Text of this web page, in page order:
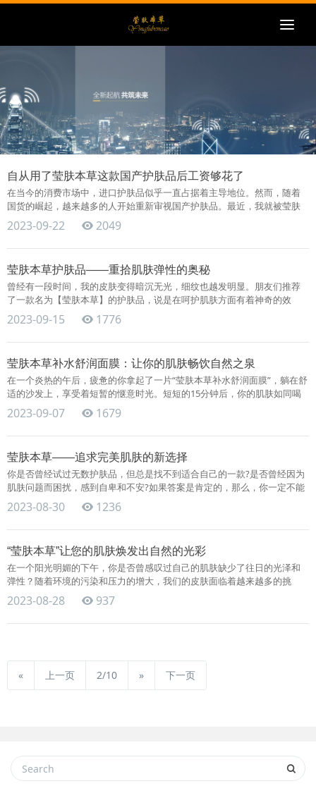
自从用了莹肤本草这款国产护肤品后工资够花了
在当今的消费市场中，进口护肤品似乎一直占据着主导地位。然而，随着
国货的崛起，越来越多的人开始重新审视国产护肤品。最近，我就被莹肤
本草这款国产护肤品彻底征服了，不仅让我的皮肤焕发光彩，还让我的钱
包得..
2023-09-22 2049
莹肤本草护肤品——重拾肌肤弹性的奥秘
曾经有一段时间，我的皮肤变得暗沉无光，细纹也越发明显。朋友们推荐
了一款名为【莹肤本草】的护肤品，说是在呵护肌肤方面有着神奇的效
果。对此，我充满了好奇与期待…… 莹肤本草护肤品是一款秉承传统草本
理..
2023-09-15 1776
莹肤本草补水舒润面膜：让你的肌肤畅饮自然之泉
在一个炎热的午后，疲惫的你拿起了一片“莹肤本草补水舒润面膜”，躺在舒
适的沙发上，享受着短暂的惬意时光。短短的15分钟后，你的肌肤如同喝
饱了清泉的绿洲，水润、通透，焕发出健康的光彩。 莹肤本草补水舒润面
膜..
2023-09-07 1679
莹肤本草——追求完美肌肤的新选择
你是否曾经试过无数护肤品，但总是找不到适合自己的一款?是否曾经因为
肌肤问题而困扰，感到自卑和不安?如果答案是肯定的，那么，你一定不能
错过“莹肤本草”。“莹肤本草”是一款基于中医理论的高端护肤品，专为现
代..
2023-08-30 1236
“莹肤本草”让您的肌肤焕发出自然的光彩
在一个阳光明媚的下午，你是否曾感叹过自己的肌肤缺少了往日的光泽和
弹性？随着环境的污染和压力的增大，我们的皮肤面临着越来越多的挑
战。然而，有了“莹肤本草”护肤品，这些问题都将不再是问题。“莹肤本
草”..
2023-08-28 937
« 上一页 2/10 » 下一页